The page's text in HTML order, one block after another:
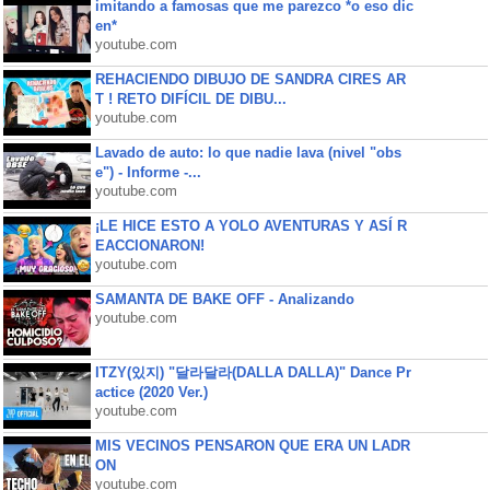
imitando a famosas que me parezco *o eso dic
en*
youtube.com
REHACIENDO DIBUJO DE SANDRA CIRES AR
T ! RETO DIFÍCIL DE DIBU...
youtube.com
Lavado de auto: lo que nadie lava (nivel "obs
e") - Informe -...
youtube.com
¡LE HICE ESTO A YOLO AVENTURAS Y ASÍ R
EACCIONARON!
youtube.com
SAMANTA DE BAKE OFF - Analizando
youtube.com
ITZY(있지) "달라달라(DALLA DALLA)" Dance Pr
actice (2020 Ver.)
youtube.com
MIS VECINOS PENSARON QUE ERA UN LADR
ON
youtube.com